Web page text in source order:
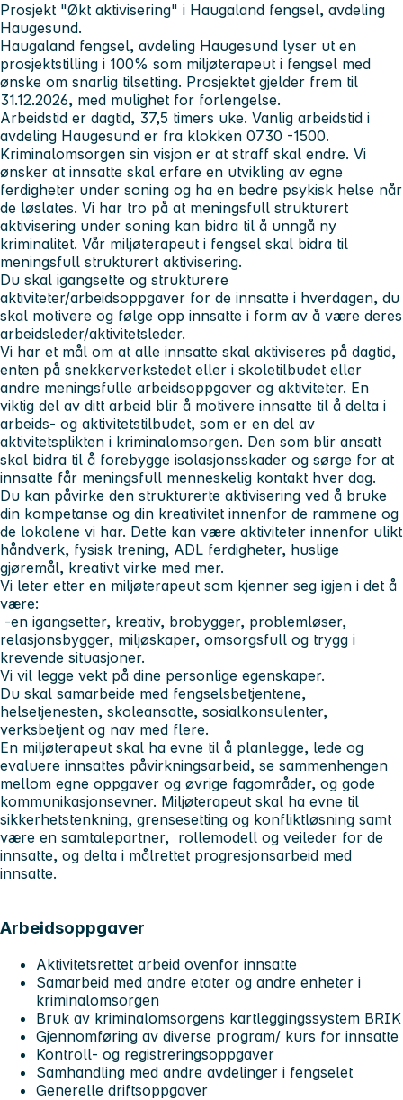
Prosjekt "Økt aktivisering" i Haugaland fengsel, avdeling
Haugesund.
Haugaland fengsel, avdeling Haugesund lyser ut en
prosjektstilling i 100% som miljøterapeut i fengsel med
ønske om snarlig tilsetting. Prosjektet gjelder frem til
31.12.2026, med mulighet for forlengelse.
Arbeidstid er dagtid, 37,5 timers uke. Vanlig arbeidstid i
avdeling Haugesund er fra klokken 0730 -1500.
Kriminalomsorgen sin visjon er at straff skal endre. Vi
ønsker at innsatte skal erfare en utvikling av egne
ferdigheter under soning og ha en bedre psykisk helse når
de løslates. Vi har tro på at meningsfull strukturert
aktivisering under soning kan bidra til å unngå ny
kriminalitet. Vår miljøterapeut i fengsel skal bidra til
meningsfull strukturert aktivisering.
Du skal igangsette og strukturere
aktiviteter/arbeidsoppgaver for de innsatte i hverdagen, du
skal motivere og følge opp innsatte i form av å være deres
arbeidsleder/aktivitetsleder.
Vi har et mål om at alle innsatte skal aktiviseres på dagtid,
enten på snekkerverkstedet eller i skoletilbudet eller
andre meningsfulle arbeidsoppgaver og aktiviteter. En
viktig del av ditt arbeid blir å motivere innsatte til å delta i
arbeids- og aktivitetstilbudet, som er en del av
aktivitetsplikten i kriminalomsorgen. Den som blir ansatt
skal bidra til å forebygge isolasjonsskader og sørge for at
innsatte får meningsfull menneskelig kontakt hver dag.
Du kan påvirke den strukturerte aktivisering ved å bruke
din kompetanse og din kreativitet innenfor de rammene og
de lokalene vi har. Dette kan være aktiviteter innenfor ulikt
håndverk, fysisk trening, ADL ferdigheter, huslige
gjøremål, kreativt virke med mer.
Vi leter etter en miljøterapeut som kjenner seg igjen i det å
være:
-en igangsetter, kreativ, brobygger, problemløser,
relasjonsbygger, miljøskaper, omsorgsfull og trygg i
krevende situasjoner.
Vi vil legge vekt på dine personlige egenskaper.
Du skal samarbeide med fengselsbetjentene,
helsetjenesten, skoleansatte, sosialkonsulenter,
verksbetjent og nav med flere.
En miljøterapeut skal ha evne til å planlegge, lede og
evaluere innsattes påvirkningsarbeid, se sammenhengen
mellom egne oppgaver og øvrige fagområder, og gode
kommunikasjonsevner. Miljøterapeut skal ha evne til
sikkerhetstenkning, grensesetting og konfliktløsning samt
være en samtalepartner, rollemodell og veileder for de
innsatte, og delta i målrettet progresjonsarbeid med
innsatte.
Arbeidsoppgaver
Aktivitetsrettet arbeid ovenfor innsatte
Samarbeid med andre etater og andre enheter i
kriminalomsorgen
Bruk av kriminalomsorgens kartleggingssystem BRIK
Gjennomføring av diverse program/ kurs for innsatte
Kontroll- og registreringsoppgaver
Samhandling med andre avdelinger i fengselet
Generelle driftsoppgaver